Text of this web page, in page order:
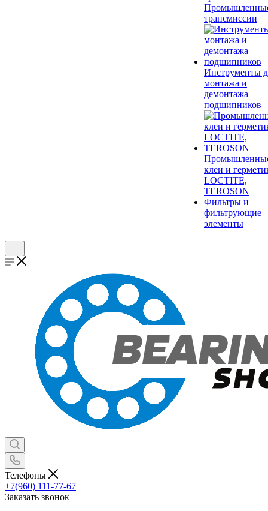
трансмиссии
Инструменты
монтажа и
демонтажа
подшипников
клеи и
LOCTITE,
TEROSON
Фильтры и
фильтрующие
элементы
Телефоны
+7(960) 111-77-67
Заказать звонок